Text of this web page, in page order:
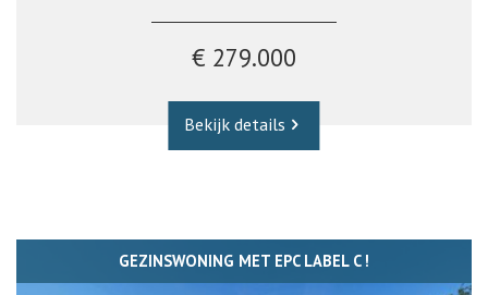
€ 279.000
Bekijk details
GEZINSWONING MET EPC LABEL C !